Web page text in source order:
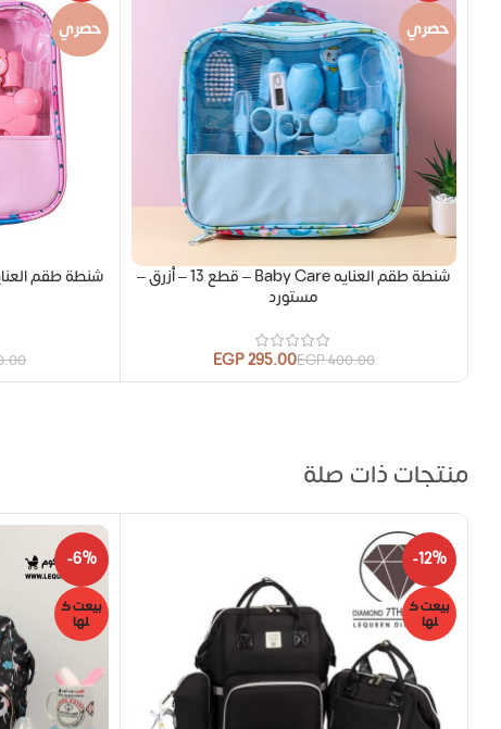
حصري
شنطة طقم العنايه Baby Care – قطع 13 – أزرق –
مستورد
400.00
EGP
295.00
EGP
حصري
منتجات ذات صلة
-12%
بيعت ك
لها
-6%
بيعت ك
لها